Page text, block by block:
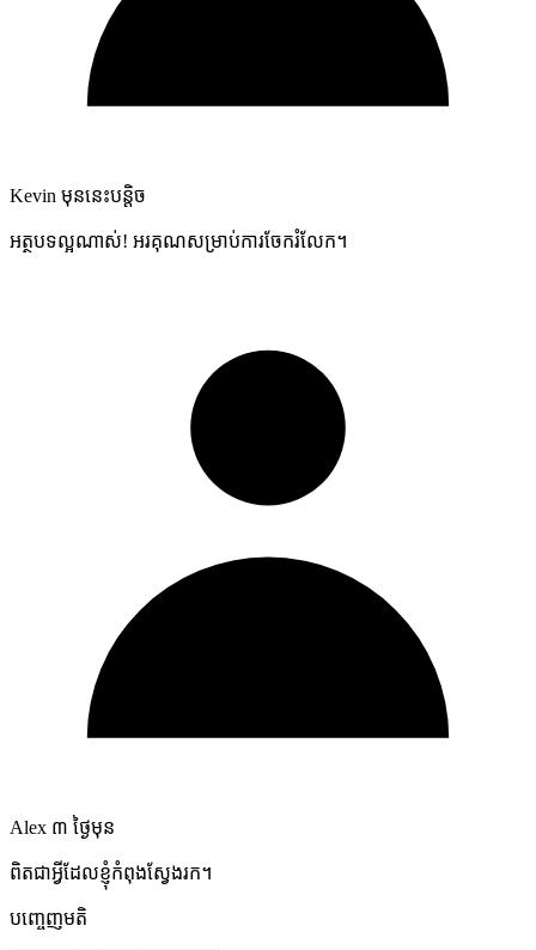
Kevin មុននេះបន្តិច
អត្ថបទល្អណាស់! អរគុណសម្រាប់ការចែករំលែក។
Alex ៣ ថ្ងៃមុន
ពិតជាអ្វីដែលខ្ញុំកំពុងស្វែងរក។
បញ្ចេញមតិ